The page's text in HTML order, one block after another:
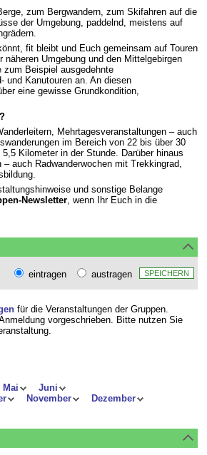
zum Bergwandern, zum Skifahren auf die
der Umgebung, paddelnd, meistens auf
fit bleibt und Euch gemeinsam auf Touren
Umgebung und den Mittelgebirgen
zum Beispiel ausgedehnte
und Kanutouren an. An diesen
eine gewisse Grundkondition,
Mehrtagesveranstaltungen – auch
im Bereich von 22 bis über 30
Kilometer in der Stunde. Darüber hinaus
auch Radwanderwochen mit Trekkingrad,
und sonstige Belange
Newsletter, wenn Ihr Euch in die
eintragen
austragen
für die Veranstaltungen der Gruppen.
vorgeschrieben. Bitte nutzen Sie
.
Mai
Juni
November Dezember